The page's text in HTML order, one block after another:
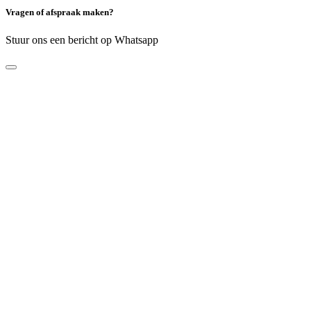
Vragen of afspraak maken?
Stuur ons een bericht op Whatsapp